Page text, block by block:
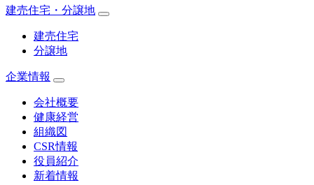
建売住宅・分譲地
建売住宅
分譲地
企業情報
会社概要
健康経営
組織図
CSR情報
役員紹介
新着情報